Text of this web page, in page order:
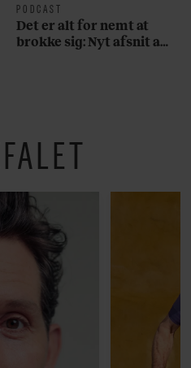
PODCAST
Det er alt for nemt at
brokke sig: Nyt afsnit af